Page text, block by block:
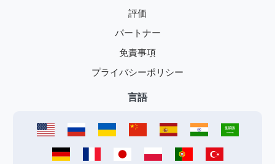
評価
パートナー
免責事項
プライバシーポリシー
言語